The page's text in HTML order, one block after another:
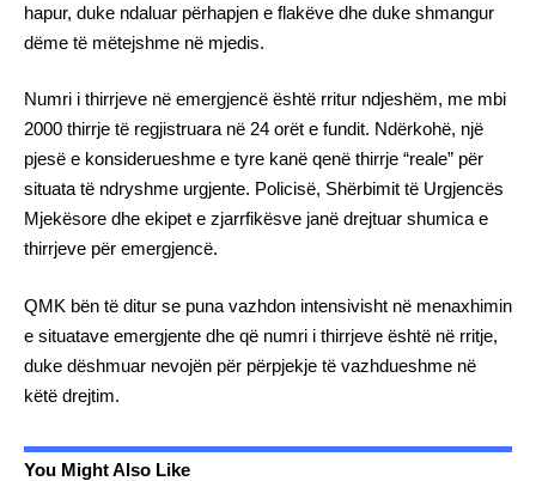
hapur, duke ndaluar përhapjen e flakëve dhe duke shmangur
dëme të mëtejshme në mjedis.
Numri i thirrjeve në emergjencë është rritur ndjeshëm, me mbi
2000 thirrje të regjistruara në 24 orët e fundit. Ndërkohë, një
pjesë e konsiderueshme e tyre kanë qenë thirrje “reale” për
situata të ndryshme urgjente. Policisë, Shërbimit të Urgjencës
Mjekësore dhe ekipet e zjarrfikësve janë drejtuar shumica e
thirrjeve për emergjencë.
QMK bën të ditur se puna vazhdon intensivisht në menaxhimin
e situatave emergjente dhe që numri i thirrjeve është në rritje,
duke dëshmuar nevojën për përpjekje të vazhdueshme në
këtë drejtim.
You Might Also Like